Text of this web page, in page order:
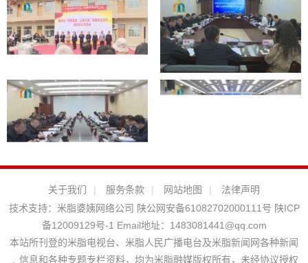
关于我们 | 服务条款 | 网站地图 |
法律声明
技术支持： 米脂婆姨网络公司 陕公网安备61082702000111号 陕ICP
备12009129号-1 Email地址： 1483081441@qq.com
本站所刊登的米脂电视台、米脂人民广播电台及米脂新闻网各种新闻
﹑信息和各种专题专栏资料，均为米脂融媒版权所有，未经协议授权